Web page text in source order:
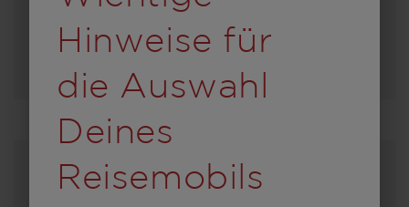
Hinweise für
die Auswahl
Deines
Reisemobils